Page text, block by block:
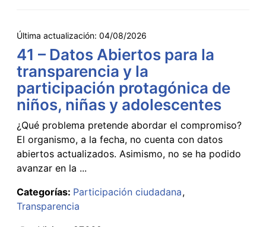
Última actualización: 04/08/2026
41 – Datos Abiertos para la
transparencia y la
participación protagónica de
niños, niñas y adolescentes
¿Qué problema pretende abordar el compromiso?
El organismo, a la fecha, no cuenta con datos
abiertos actualizados. Asimismo, no se ha podido
avanzar en la ...
Categorías: Participación ciudadana
Transparencia